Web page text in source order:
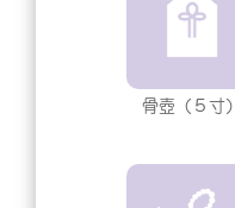
骨壺（５寸）